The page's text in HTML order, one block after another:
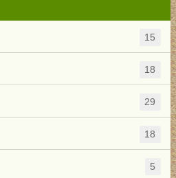
15
18
29
18
5